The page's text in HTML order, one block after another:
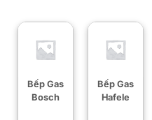
Bếp Gas
Bosch
Bếp Gas
Hafele